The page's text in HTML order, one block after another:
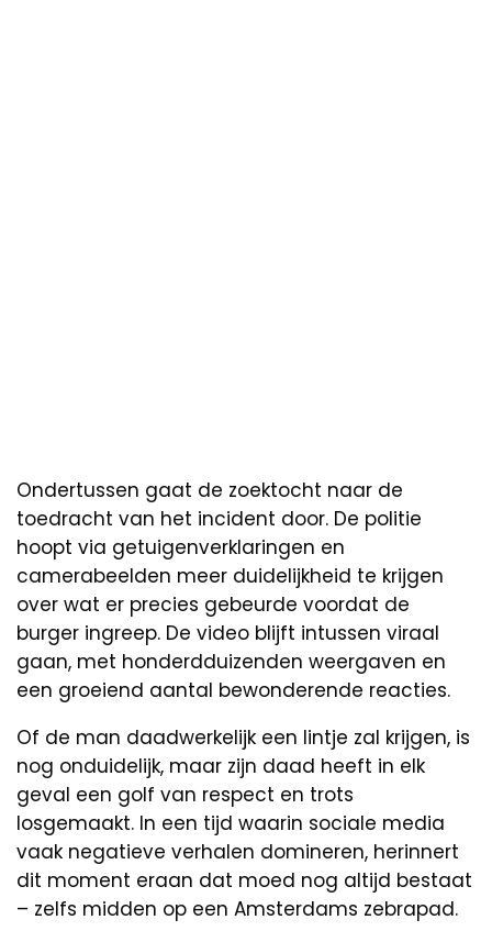
Ondertussen gaat de zoektocht naar de
toedracht van het incident door. De politie
hoopt via getuigenverklaringen en
camerabeelden meer duidelijkheid te krijgen
over wat er precies gebeurde voordat de
burger ingreep. De video blijft intussen viraal
gaan, met honderdduizenden weergaven en
een groeiend aantal bewonderende reacties.
Of de man daadwerkelijk een lintje zal krijgen, is
nog onduidelijk, maar zijn daad heeft in elk
geval een golf van respect en trots
losgemaakt. In een tijd waarin sociale media
vaak negatieve verhalen domineren, herinnert
dit moment eraan dat moed nog altijd bestaat
– zelfs midden op een Amsterdams zebrapad.